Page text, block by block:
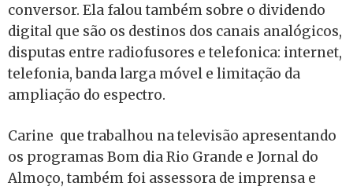
conversor. Ela falou também sobre o dividendo
digital que são os destinos dos canais analógicos,
disputas entre radiofusores e telefonica: internet,
telefonia, banda larga móvel e limitação da
ampliação do espectro.
Carine que trabalhou na televisão apresentando
os programas Bom dia Rio Grande e Jornal do
Almoço, também foi assessora de imprensa e